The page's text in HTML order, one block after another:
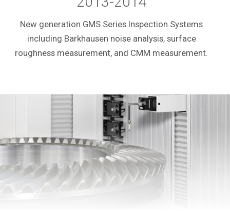
New generation GMS Series Inspection Systems
including Barkhausen noise analysis, surface
roughness measurement, and CMM measurement.